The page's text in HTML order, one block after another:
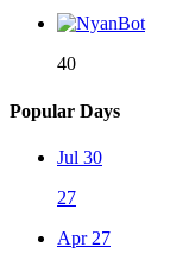
40
Popular Days
Jul 30
27
Apr 27